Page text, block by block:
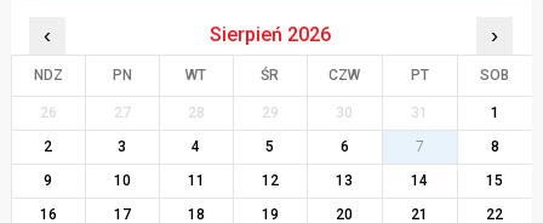
‹ Sierpień 2026 ›
NDZ PN WT ŚR CZW PT SOB
26 27 28 29 30 31
1
2
3 4 5 6 7
8
9
10 11 12 13 14
15
16
17 18 19 20 21
22